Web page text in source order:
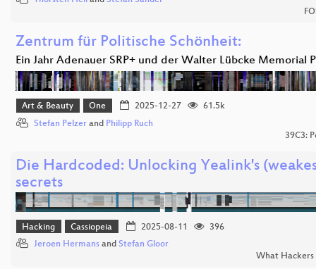
Zentrum für Politische Schönheit:
Ein Jahr Adenauer SRP+ und der Walter Lübcke Memorial
Art & Beauty One 2025-12-27
61.5k
Stefan Pelzer and Philipp Ruch
39C3:
Die Hardcoded: Unlocking Yealink's
secrets
Hacking Cassiopeia 2025-08-11
396
Jeroen Hermans and Stefan Gloor
What Hackers